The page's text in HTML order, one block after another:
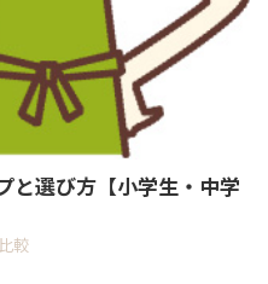
と選び方【小学生・中学
比較